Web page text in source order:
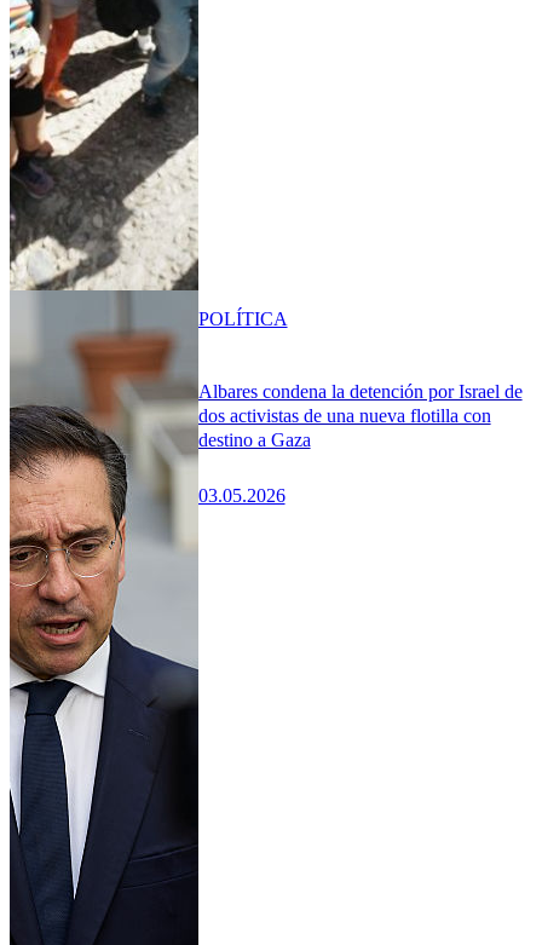
Albares condena la detención por Israel de
dos activistas de una nueva flotilla con
destino a Gaza
03.05.2026
POLÍTICA